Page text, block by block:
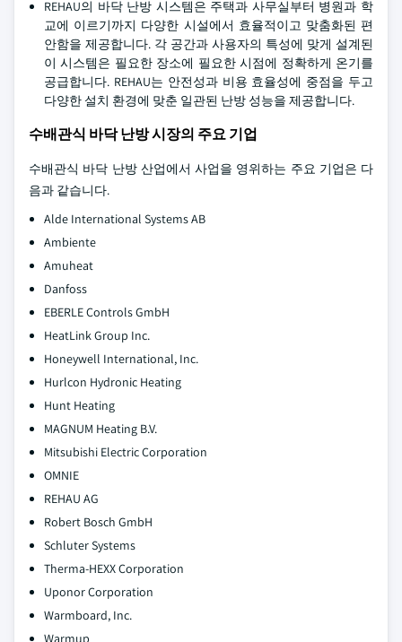
REHAU의 바닥 난방 시스템은 주택과 사무실부터 병원과 학
교에 이르기까지 다양한 시설에서 효율적이고 맞춤화된 편
안함을 제공합니다. 각 공간과 사용자의 특성에 맞게 설계된
이 시스템은 필요한 장소에 필요한 시점에 정확하게 온기를
공급합니다. REHAU는 안전성과 비용 효율성에 중점을 두고
다양한 설치 환경에 맞춘 일관된 난방 성능을 제공합니다.
수배관식 바닥 난방 시장의 주요 기업
수배관식 바닥 난방 산업에서 사업을 영위하는 주요 기업은 다
음과 같습니다.
Alde International Systems AB
Ambiente
Amuheat
Danfoss
EBERLE Controls GmbH
HeatLink Group Inc.
Honeywell International, Inc.
Hurlcon Hydronic Heating
Hunt Heating
MAGNUM Heating B.V.
Mitsubishi Electric Corporation
OMNIE
REHAU AG
Robert Bosch GmbH
Schluter Systems
Therma-HEXX Corporation
Uponor Corporation
Warmboard, Inc.
Warmup